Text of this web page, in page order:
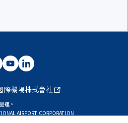
際機場株式會社
運。
AIRPORT CORPORATION